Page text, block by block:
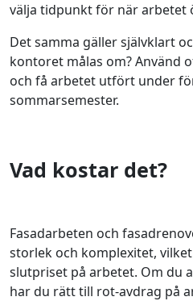
välja tidpunkt för när arbetet
Det samma gäller självklart
kontoret målas om? Använd
och få arbetet utfört under
sommarsemester.
Vad kostar det?
Fasadarbeten och
storlek och komplexitet,
slutpriset på arbetet. Om du
har du rätt till rot-avdrag på